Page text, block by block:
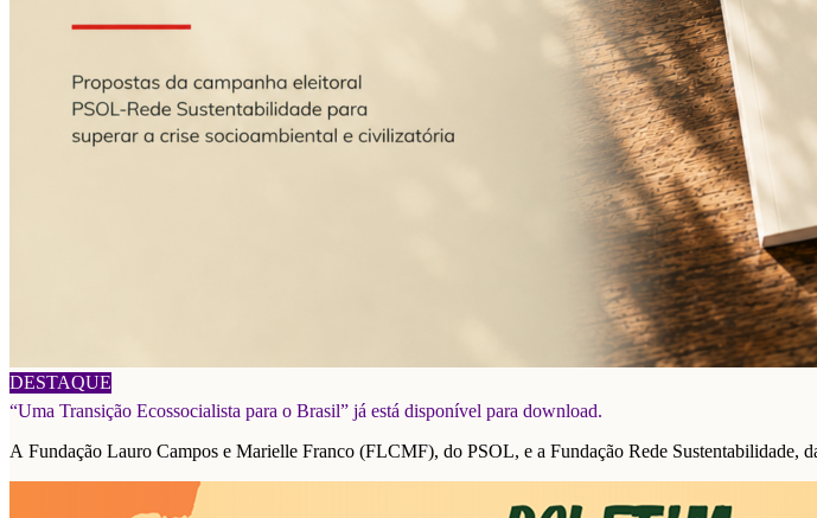
DESTAQUE
06/08/2026
“Uma Transição Ecossocialista para o Brasil” já está disponível para download.
A Fundação Lauro Campos e Marielle Franco (FLCMF), do PSOL, e a Fundação Rede Sustentabilidade,